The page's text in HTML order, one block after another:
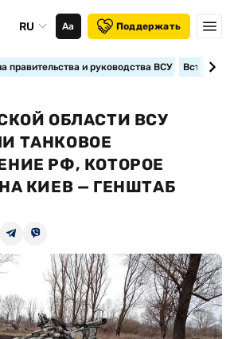
RU Аа Поддержать
правительства и руководства ВСУ
ОБЛАСТИ ВСУ
ТАНКОВОЕ
РФ, КОТОРОЕ
КИЕВ — ГЕНШТАБ